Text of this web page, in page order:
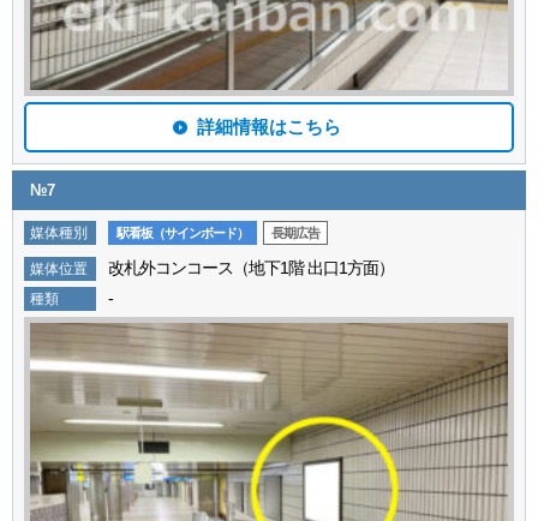
詳細情報はこちら
№7
媒体種別 駅看板（サインボード） 長期広告
媒体位置 改札外コンコース（地下1階 出口1方面）
種類 -